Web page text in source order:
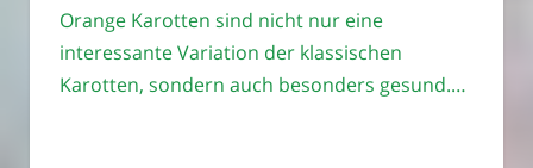
Orange Karotten sind nicht nur eine
interessante Variation der klassischen
Karotten, sondern auch besonders gesund.…